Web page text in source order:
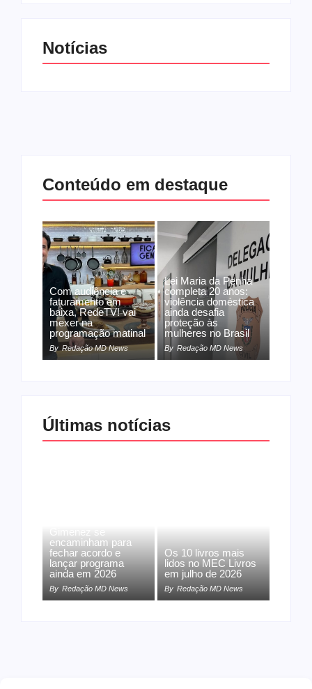
Notícias
Conteúdo em destaque
Com audiência e
faturamento em
baixa, RedeTV! vai
mexer na
programação matinal
By Redação MD News
Lei Maria da Penha
completa 20 anos:
violência doméstica
ainda desafia
proteção às
mulheres no Brasil
By Redação MD News
Últimas notícias
encaminham para
fechar acordo e
lançar programa
ainda em 2026
By Redação MD News
Os 10 livros mais
lidos no MEC Livros
em julho de 2026
By Redação MD News